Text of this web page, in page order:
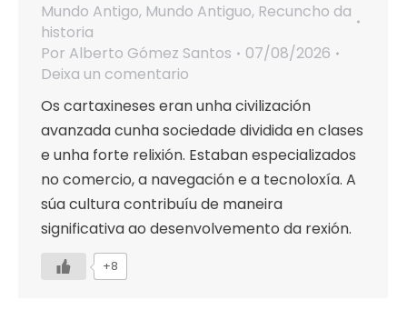
Mundo Antigo, Mundo Antiguo, Recuncho da
historia
Por Alberto Gómez Santos
07/08/2026
Deixa un comentario
Os cartaxineses eran unha civilización
avanzada cunha sociedade dividida en clases
e unha forte relixión. Estaban especializados
no comercio, a navegación e a tecnoloxía. A
súa cultura contribuíu de maneira
significativa ao desenvolvemento da rexión.
+8